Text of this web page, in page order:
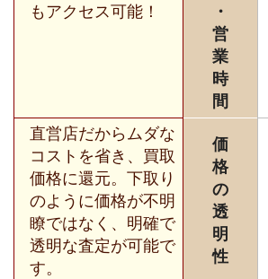
もアクセス可能！
・
営
業
時
間
直営店だからムダな
コストを省き、買取
価格に還元。下取り
のように価格が不明
瞭ではなく、明確で
透明な査定が可能で
す。
価
格
の
透
明
性